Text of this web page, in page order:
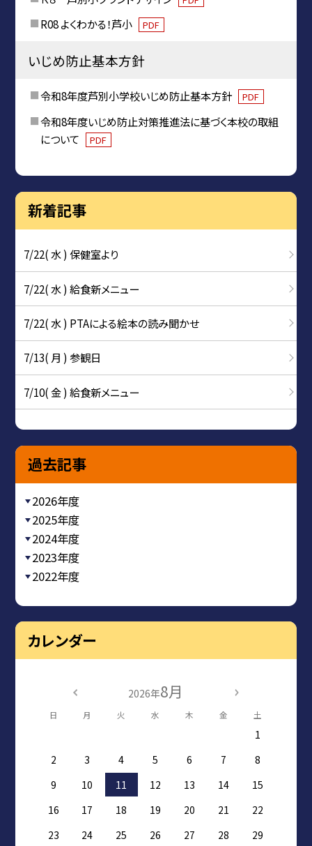
R08 よくわかる！芦小 PDF
いじめ防止基本方針
令和8年度芦別小学校いじめ防止基本方針 PDF
令和8年度いじめ防止対策推進法に基づく本校の取組
について
PDF
新着記事
7/22( 水 ) 保健室より
7/22( 水 ) 給食新メニュー
7/22( 水 ) PTAによる絵本の読み聞かせ
7/13( 月 ) 参観日
7/10( 金 ) 給食新メニュー
過去記事
2026年度
2025年度
2024年度
2023年度
2022年度
カレンダー
2026年8月
日 月 火 水 木 金 土
1
2
3 4 5 6 7
8
9
10 11 12 13 14
15
16
17 18 19 20 21
22
23
24 25 26 27 28
29